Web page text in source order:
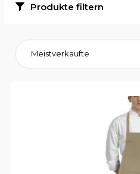
Produkte filtern
Meistverkaufte